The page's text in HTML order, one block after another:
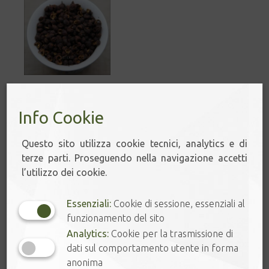
3,90 –7,50 €
Info Cookie
Questo sito utilizza cookie tecnici, analytics e di
terze parti. Proseguendo nella navigazione accetti
l’utilizzo dei cookie.
Essenziali: Cookie di sessione, essenziali al
funzionamento del sito
Analytics: Cookie per la trasmissione di
dati sul comportamento utente in forma
anonima